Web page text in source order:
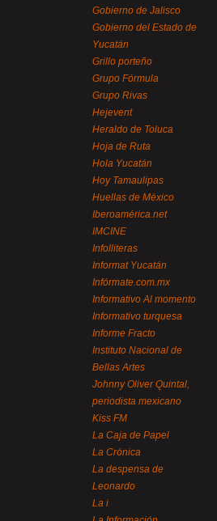
Gobierno de Jalisco
Gobierno del Estado de
Yucatán
Grillo porteño
Grupo Fórmula
Grupo Rivas
Hejevent
Heraldo de Toluca
Hoja de Ruta
Hola Yucatán
Hoy Tamaulipas
Huellas de México
Iberoamérica.net
IMCINE
Infolliteras
Informat Yucatán
Infórmate.com.mx
Informativo Al momento
Informativo turquesa
Informe Fracto
Instituto Nacional de
Bellas Artes
Johnny Oliver Quintal,
periodista mexicano
Kiss FM
La Caja de Papel
La Crónica
La despensa de
Leonardo
La i